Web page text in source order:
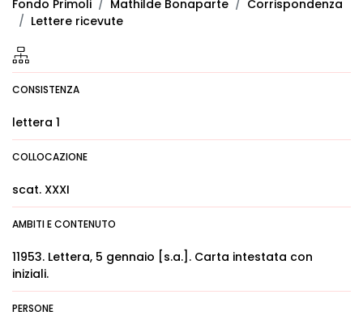
Fondo Primoli Mathilde Bonaparte
Corrispondenza
Lettere ricevute
CONSISTENZA
lettera 1
COLLOCAZIONE
scat. XXXI
AMBITI E CONTENUTO
11953. Lettera, 5 gennaio [s.a.]. Carta intestata con
iniziali.
PERSONE